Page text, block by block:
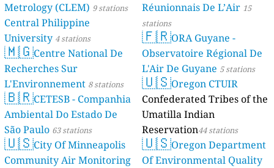
Metrology (CLEM) 9 stations
Central Philippine
University 4 stations
🇲🇬Centre National De
Recherches Sur
L'Environnement 8 stations
🇧🇷CETESB - Companhia
Ambiental Do Estado De
São Paulo 63 stations
🇺🇸City Of Minneapolis
Community Air Monitoring
Réunionnais De L’Air 15
stations
🇫🇷ORA Guyane -
Observatoire Régional De
L'Air De Guyane 5 stations
🇺🇸Oregon CTUIR
Confederated Tribes of the
Umatilla Indian
Reservation44 stations
🇺🇸Oregon Department
Of Environmental Quality